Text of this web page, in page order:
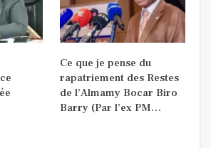
Ce que je pense du
rapatriement des Restes
de l’Almamy Bocar Biro
Barry (Par l’ex PM…